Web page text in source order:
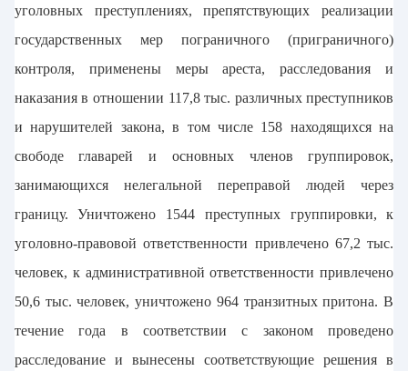
уголовных преступлениях, препятствующих реализации
государственных мер пограничного (приграничного)
контроля, применены меры ареста, расследования и
наказания в отношении 117,8 тыс. различных преступников
и нарушителей закона, в том числе 158 находящихся на
свободе главарей и основных членов группировок,
занимающихся нелегальной переправой людей через
границу. Уничтожено 1544 преступных группировки, к
уголовно-правовой ответственности привлечено 67,2 тыс.
человек, к административной ответственности привлечено
50,6 тыс. человек, уничтожено 964 транзитных притона. В
течение года в соответствии с законом проведено
расследование и вынесены соответствующие решения в